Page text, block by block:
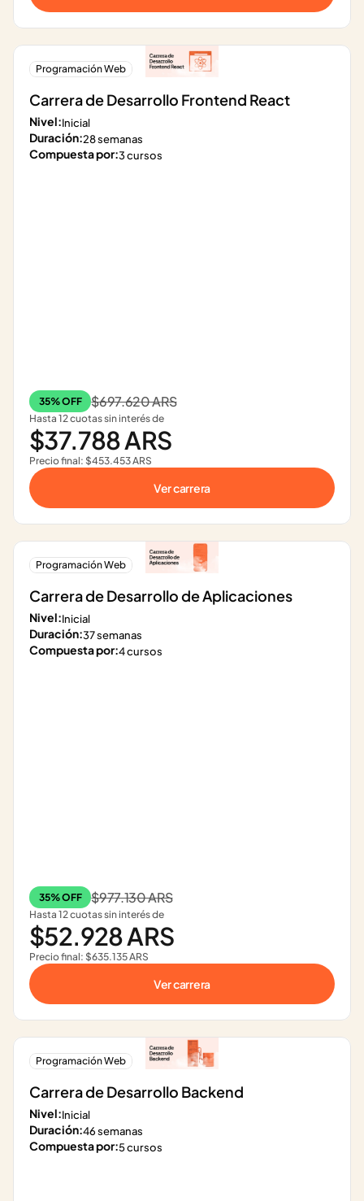
Programación Web
Carrera de Desarrollo Frontend React
Nivel:Inicial
Duración:28 semanas
Compuesta por:3 cursos
35% OFF $697.620 ARS
Hasta 12 cuotas sin interés de
$37.788 ARS
Precio final: $453.453 ARS
Ver carrera
Programación Web
Carrera de Desarrollo de Aplicaciones
Nivel:Inicial
Duración:37 semanas
Compuesta por:4 cursos
35% OFF $977.130 ARS
Hasta 12 cuotas sin interés de
$52.928 ARS
Precio final: $635.135 ARS
Ver carrera
Programación Web
Carrera de Desarrollo Backend
Nivel:Inicial
Duración:46 semanas
Compuesta por:5 cursos